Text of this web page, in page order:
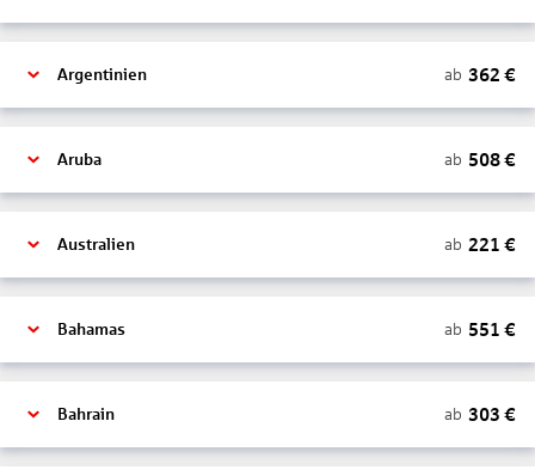
Argentinien ab 362 €
Aruba ab 508€
Australien ab 221 €
Bahamas ab 551 €
Bahrain ab 303 €